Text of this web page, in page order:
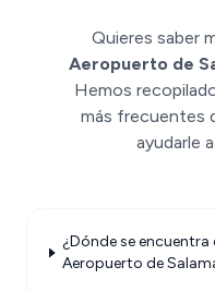
Quieres saber
Aeropuerto de
Hemos
más frecuentes
ayudarle
¿Dónde se
Aeropuerto de